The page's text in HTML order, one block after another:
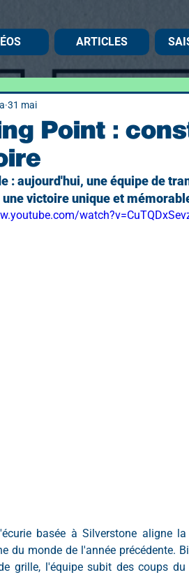
ARTICLES
Point :
31 mai
: aujourd'hui, une équipe de
victoire unique et
basée à Silverstone aligne
du monde de l'année précédente.
grille, l'équipe subit des coups